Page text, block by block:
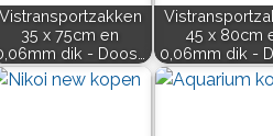
Vistransportzakken
35 x 75cm en
dik - Doos…
45 x 80cm
0,06mm dik -